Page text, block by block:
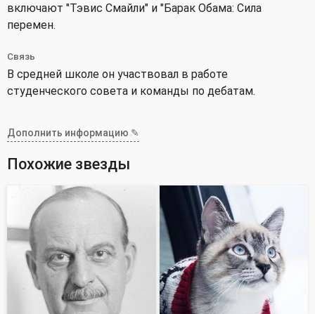
включают "Тэвис Смайли" и "Барак Обама: Сила
перемен.
Связь
В средней школе он участвовал в работе
студенческого совета и команды по дебатам.
Дополнить информацию ✎
Похожие звезды